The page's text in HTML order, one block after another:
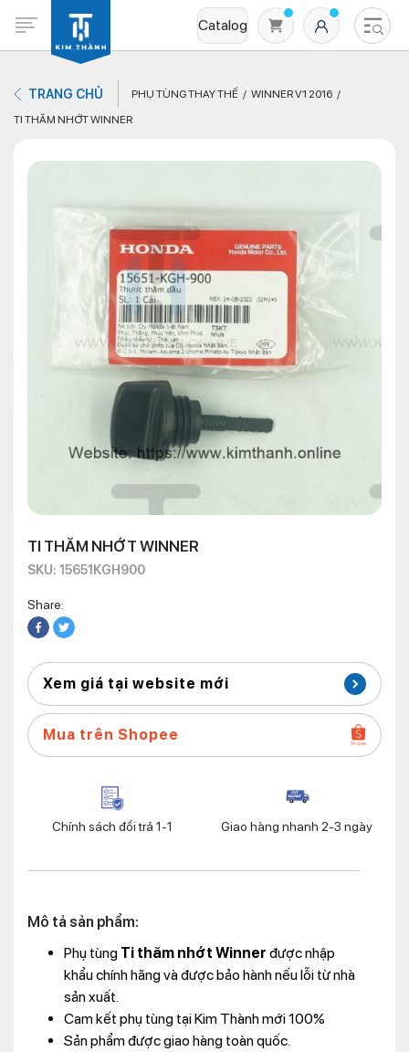
Catalog
Không có sản phẩm nào trong giỏ hàng
TRANG CHỦ PHỤ TÙNG THAY THẾ
WINNER V1 2016
TI THĂM NHỚT WINNER
TI THĂM NHỚT WINNER
SKU: 15651KGH900
Share:
Xem giá tại website mới
Mua trên Shopee
Chính sách đổi trả 1-1 Giao hàng nhanh 2-3 ngày
Mô tả sản phẩm:
Phụ tùng Ti thăm nhớt Winner được nhập
khẩu chính hãng và được bảo hành nếu lỗi từ nhà
sản xuất.
Cam kết phụ tùng tại Kim Thành mới 100%
Sản phẩm được giao hàng toàn quốc.